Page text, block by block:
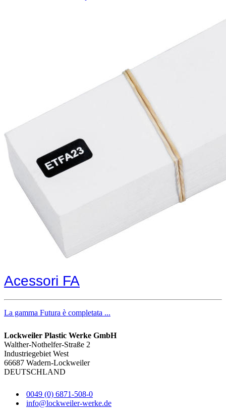
Acessori FA
La gamma Futura è completata ...
Lockweiler Plastic Werke GmbH
Walther-Nothelfer-Straße 2
Industriegebiet West
66687 Wadern-Lockweiler
DEUTSCHLAND
0049 (0) 6871-508-0
info@lockweiler-werke.de